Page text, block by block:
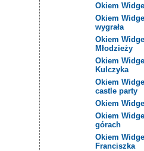
Okiem
Okiem
wygrała
Okiem
Młodzieży
Okiem
Kulczyka
Okiem
castle party
Okiem
Okiem
górach
Okiem
Franciszka